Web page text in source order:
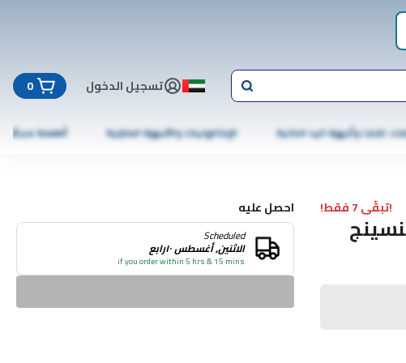
تسجيل الدخول 0
تابلت وأجهزة اليد الذكية الإلكترونيات والأجهزة المنزلية أطعمة مجمّدة
!تبقّى 7 فقط! احصل عليه
Scheduled
الاثنين, أغسطس ١٠رابع
if you order within 5 hrs & 15 mins